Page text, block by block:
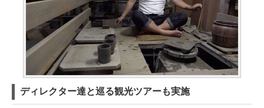
ディレクター達と巡る観光ツアーも実施